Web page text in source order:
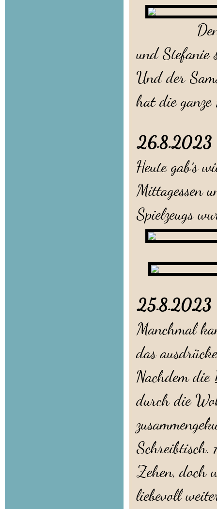
Den
und Stefanie
Und der
hat die
Heute gab´s
Mittagessen
Spielzeugs
Manchmal
das
Nachdem
durch die
Schreibtisch.
Zehen, doch
liebevoll